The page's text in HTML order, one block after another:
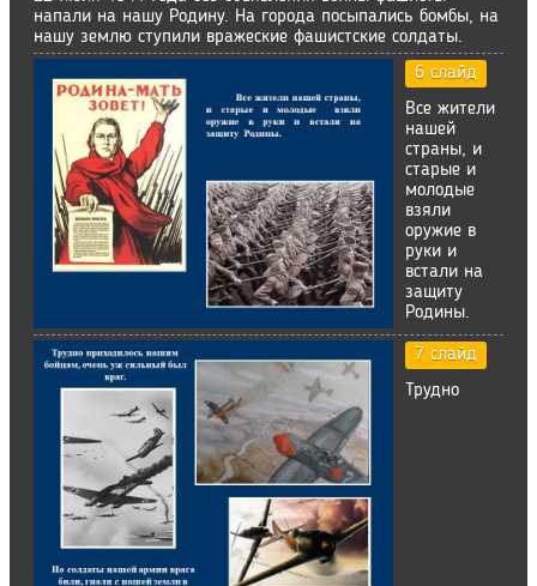
напали на нашу Родину. На города посыпались бомбы, на
нашу землю ступили вражеские фашистские солдаты.
6 слайд
Все жители
нашей
страны, и
старые и
молодые
взяли
оружие в
руки и
встали на
защиту
Родины.
7 слайд
Трудно